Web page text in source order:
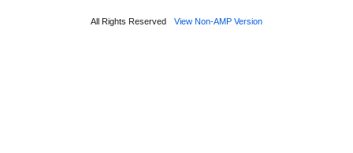
All Rights Reserved View Non-AMP Version